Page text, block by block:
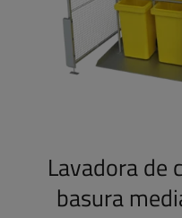
Lavadora de
basura